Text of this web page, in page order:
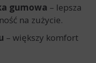
gumowa – lepsza
na zużycie.
– większy komfort